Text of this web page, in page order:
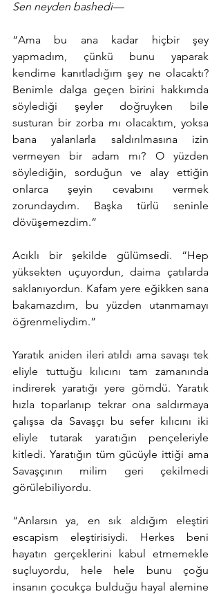
Sen neyden bashedi—
“Ama bu ana kadar hiçbir şey
yapmadım, çünkü bunu yaparak
kendime kanıtladığım şey ne olacaktı?
Benimle dalga geçen birini hakkımda
söylediği şeyler doğruyken bile
susturan bir zorba mı olacaktım, yoksa
bana yalanlarla saldırılmasına izin
vermeyen bir adam mı? O yüzden
söylediğin, sorduğun ve alay ettiğin
onlarca şeyin cevabını vermek
zorundaydım. Başka türlü seninle
dövüşemezdim.”
Acıklı bir şekilde gülümsedi. “Hep
yüksekten uçuyordun, daima çatılarda
saklanıyordun. Kafam yere eğikken sana
bakamazdım, bu yüzden utanmamayı
öğrenmeliydim.”
Yaratık aniden ileri atıldı ama savaşı tek
eliyle tuttuğu kılıcını tam zamanında
indirerek yaratığı yere gömdü. Yaratık
hızla toparlanıp tekrar ona saldırmaya
çalışsa da Savaşçı bu sefer kılıcını iki
eliyle tutarak yaratığın pençeleriyle
kitledi. Yaratığın tüm gücüyle ittiği ama
Savaşçının milim geri çekilmedi
görülebiliyordu.
“Anlarsın ya, en sık aldığım eleştiri
escapism eleştirisiydi. Herkes beni
hayatın gerçeklerini kabul etmemekle
suçluyordu, hele hele bunu çoğu
insanın çocukça bulduğu hayal alemine